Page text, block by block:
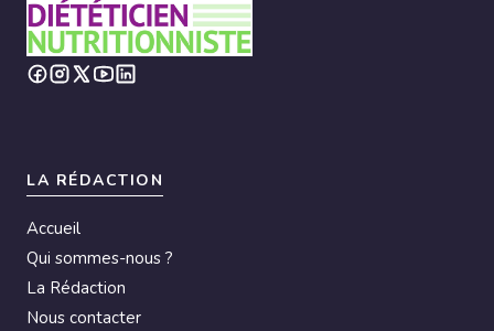
LA RÉDACTION
Accueil
Qui sommes-nous ?
La Rédaction
Nous contacter